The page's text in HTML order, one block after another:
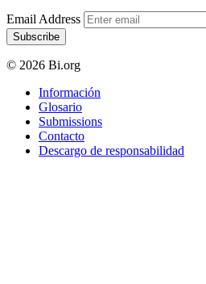
Email Address
Subscribe
© 2026 Bi.org
Información
Glosario
Submissions
Contacto
Descargo de responsabilidad